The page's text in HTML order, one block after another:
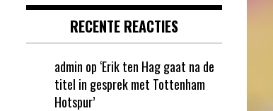
RECENTE REACTIES
admin op ‘Erik ten Hag gaat na de
titel in gesprek met Tottenham
Hotspur’